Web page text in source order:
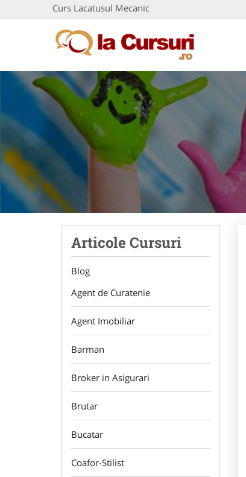
Curs Lacatusul Mecanic
Articole Cursuri
Blog
Agent de Curatenie
Agent Imobiliar
Barman
Broker in Asigurari
Brutar
Bucatar
Coafor-Stilist